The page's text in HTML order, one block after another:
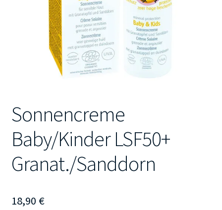
Sonnencreme
Baby/Kinder LSF50+
Granat./Sanddorn
18,90 €